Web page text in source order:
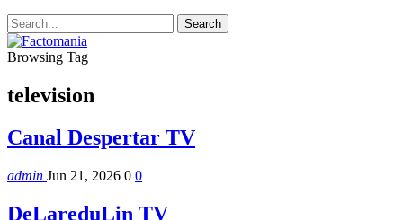
Browsing Tag
television
Canal Despertar TV
admin Jun 21, 2026 0 0
DeLareduLin TV